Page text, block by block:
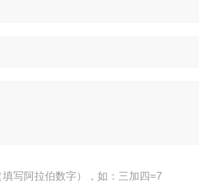
写阿拉伯数字），如：三加四=7